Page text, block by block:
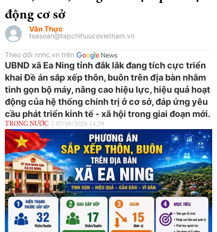
động cơ sở
Văn Thực
toasoan@tapchihuucovietnam.vn
Theo dõi nnhc.vn trên
UBND xã Ea Ning tỉnh đắk lắk đang tích cực triển
khai Đề án sắp xếp thôn, buôn trên địa bàn nhằm
tinh gọn bộ máy, nâng cao hiệu lực, hiệu quả hoạt
động của hệ thống chính trị ở cơ sở, đáp ứng yêu
cầu phát triển kinh tế - xã hội trong giai đoạn mới.
TRONG NƯỚC 07/06/2026 14:29